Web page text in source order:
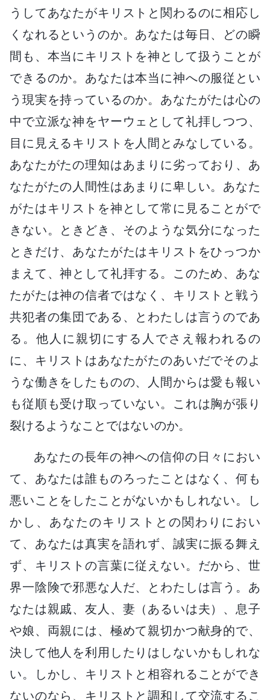
うしてあなたがキリストと関わるのに相応し
くなれるというのか。あなたは毎日、どの瞬
間も、本当にキリストを神として扱うことが
できるのか。あなたは本当に神への服従とい
う現実を持っているのか。あなたがたは心の
中で立派な神をヤーウェとして礼拝しつつ、
目に見えるキリストを人間とみなしている。
あなたがたの理知はあまりに劣っており、あ
なたがたの人間性はあまりに卑しい。あなた
がたはキリストを神として常に見ることがで
きない。ときどき、そのような気分になった
ときだけ、あなたがたはキリストをひっつか
まえて、神として礼拝する。このため、あな
たがたは神の信者ではなく、キリストと戦う
共犯者の集団である、とわたしは言うのであ
る。他人に親切にする人でさえ報われるの
に、キリストはあなたがたのあいだでそのよ
うな働きをしたものの、人間からは愛も報い
も従順も受け取っていない。これは胸が張り
裂けるようなことではないのか。
あなたの長年の神への信仰の日々におい
て、あなたは誰ものろったことはなく、何も
悪いことをしたことがないかもしれない。し
かし、あなたのキリストとの関わりにおい
て、あなたは真実を語れず、誠実に振る舞え
ず、キリストの言葉に従えない。だから、世
界一陰険で邪悪な人だ、とわたしは言う。あ
なたは親戚、友人、妻（あるいは夫）、息子
や娘、両親には、極めて親切かつ献身的で、
決して他人を利用したりはしないかもしれな
い。しかし、キリストと相容れることができ
ないのなら、キリストと調和して交流するこ